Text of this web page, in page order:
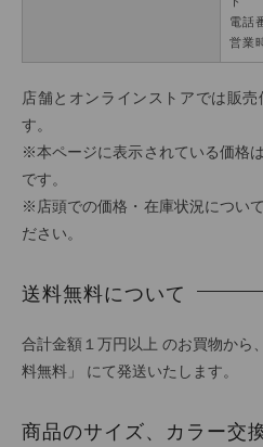
電話
営業
店舗とオンラインストアでは販
す。
※本ページに表示されている価格
です。
※店頭での価格・在庫状況につい
ださい。
送料無料について
合計金額１万円以上 のお買物から
料無料」 にて発送いたします。
商品のサイズ、カラー交